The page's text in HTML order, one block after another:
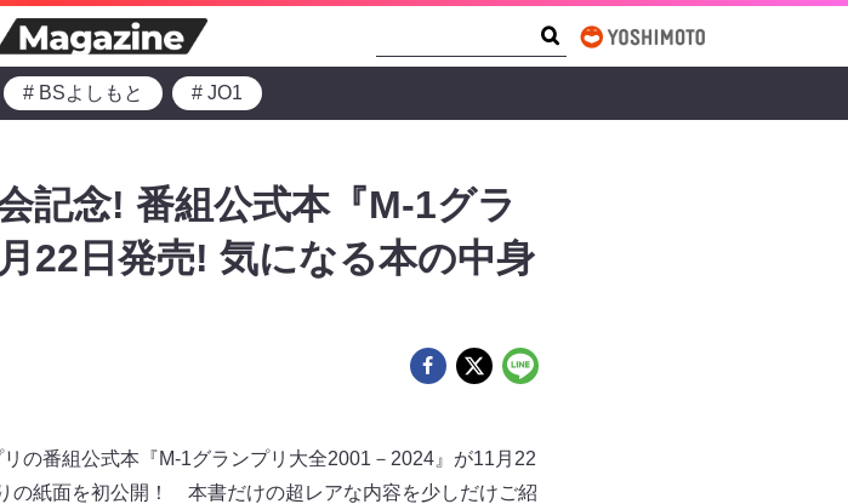
# BSよしもと # JO1
記念! 番組公式本『M-1グラ
22日発売! 気になる本の中身
の番組公式本『M-1グランプリ大全2001－2024』が11月22
の紙面を初公開！ 本書だけの超レアな内容を少しだけご紹